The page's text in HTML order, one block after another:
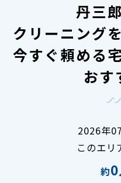
丹三
クリーニング
今すぐ頼める
おす
2026年
このエリ
約